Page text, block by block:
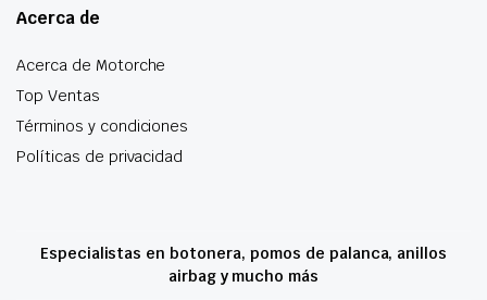
Acerca de
Acerca de Motorche
Top Ventas
Términos y condiciones
Políticas de privacidad
Especialistas en botonera, pomos de palanca, anillos
airbag y mucho más